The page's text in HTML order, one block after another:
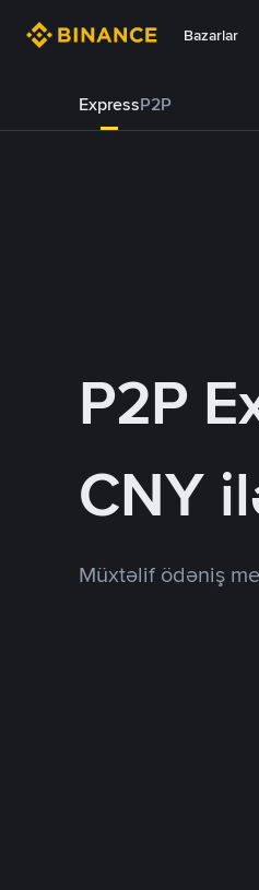
Bazarlar
ExpressP2P
P2P
CNY
Müxtəlif ödəniş